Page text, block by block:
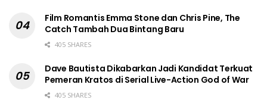
Film Romantis Emma Stone dan Chris Pine, The
Catch Tambah Dua Bintang Baru
405 SHARES
Dave Bautista Dikabarkan Jadi Kandidat Terkuat
Pemeran Kratos di Serial Live-Action God of War
405 SHARES